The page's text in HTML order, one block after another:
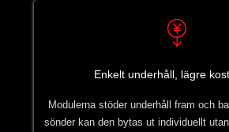
Enkelt underhåll, lägre
Modulerna stöder underhåll fram och
sönder kan den bytas ut individuellt